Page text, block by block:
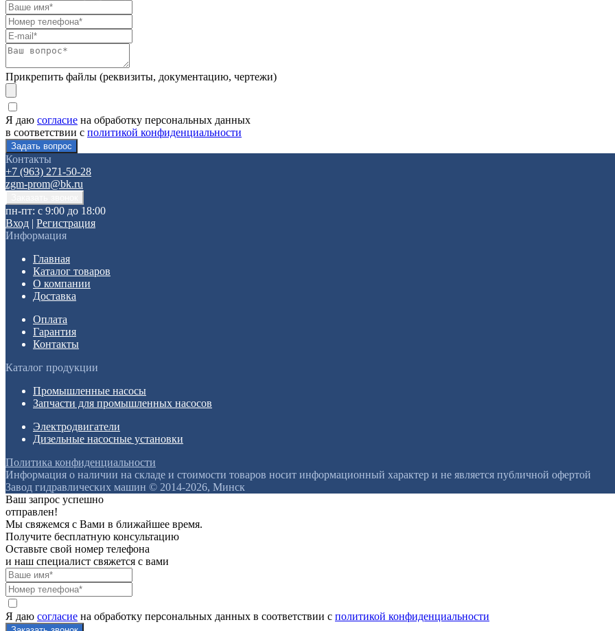
Прикрепить файлы (реквизиты, документацию, чертежи)
Я даю согласие на обработку персональных данных
в соответствии с политикой конфиденциальности
Контакты
+7 (963) 271-50-28
zgm-prom@bk.ru
пн-пт: с 9:00 до 18:00
Вход | Регистрация
Информация
Главная
Каталог товаров
О компании
Доставка
Оплата
Гарантия
Контакты
Каталог продукции
Промышленные насосы
Запчасти для промышленных насосов
Электродвигатели
Дизельные насосные установки
Политика конфиденциальности
Информация о наличии на складе и стоимости товаров носит информационный характер и не является публичной офертой
Завод гидравлических машин © 2014-2026, Минск
Ваш запрос успешно
отправлен!
Мы свяжемся с Вами в ближайшее время.
Получите бесплатную консультацию
Оставьте свой номер телефона
и наш специалист свяжется с вами
Я даю согласие на обработку персональных данных в соответствии с политикой конфиденциальности